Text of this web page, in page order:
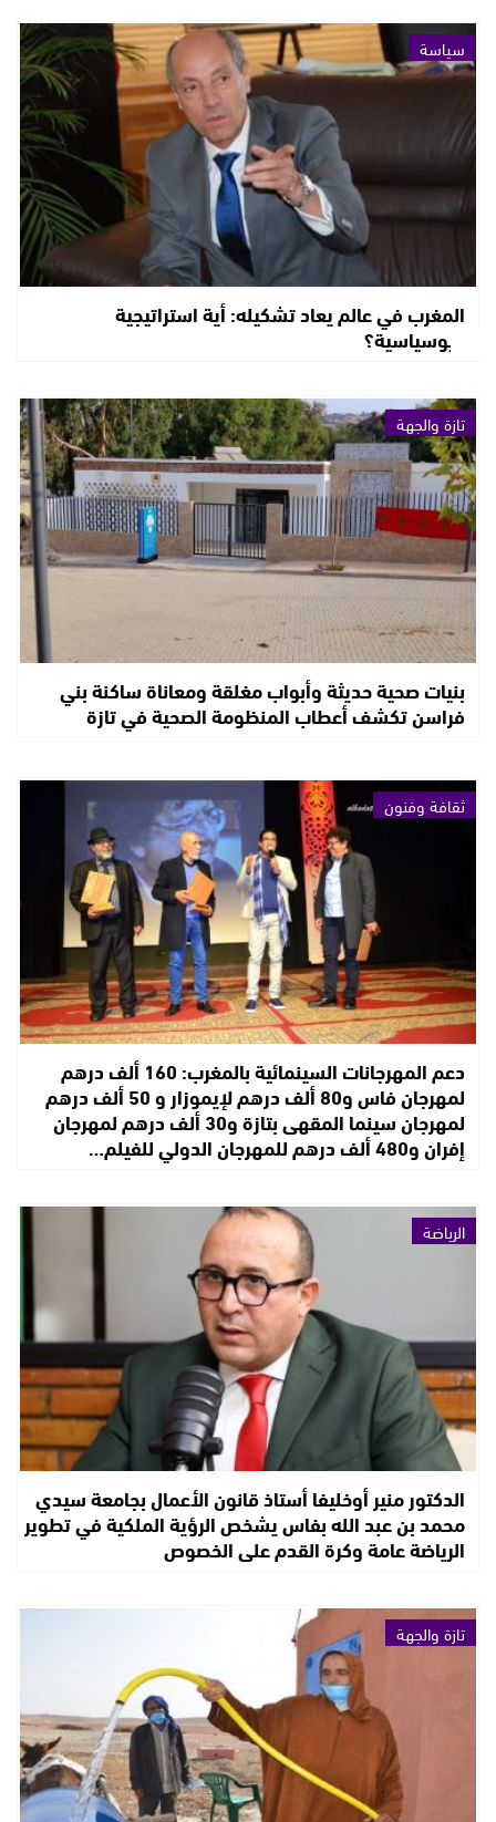
سياسة
المغرب في عالم يعاد تشكيله: أية استراتيجية
جيوسياسية؟
تازة والجهة
بنيات صحية حديثة وأبواب مغلقة ومعاناة ساكنة بني
فراسن تكشف أعطاب المنظومة الصحية في تازة
ثقافة وفنون
دعم المهرجانات السينمائية بالمغرب: 160 ألف درهم
لمهرجان فاس و80 ألف درهم لإيموزار و 50 ألف درهم
لمهرجان سينما المقهى بتازة و30 ألف درهم لمهرجان
إفران و480 ألف درهم للمهرجان الدولي للفيلم…
الرياضة
الدكتور منير أوخليفا أستاذ قانون الأعمال بجامعة سيدي
محمد بن عبد الله بفاس يشخص الرؤية الملكية في تطوير
الرياضة عامة وكرة القدم على الخصوص
تازة والجهة